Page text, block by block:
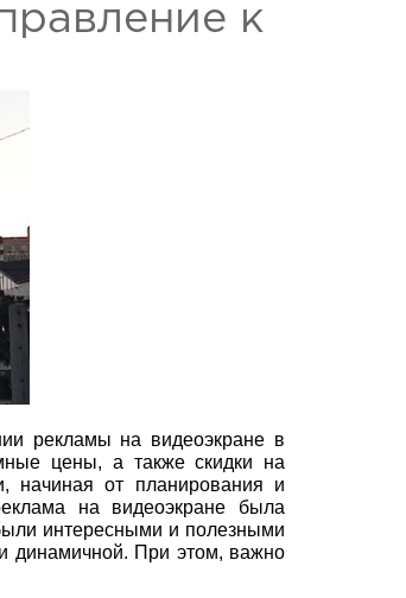
к
рекламы на видеоэкране в
цены, а также скидки на
начиная от планирования и
на видеоэкране была
интересными и полезными
динамичной. При этом, важно